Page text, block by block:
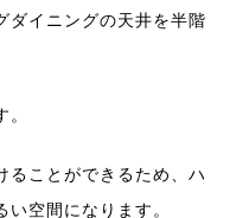
ダイニングの天井を半階
ることができるため、ハ
空間になります。